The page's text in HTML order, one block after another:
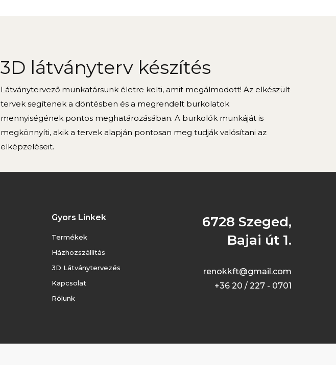
3D látványterv készítés
Látványtervező munkatársunk életre kelti, amit megálmodott! Az elkészült
tervek segítenek a döntésben és a megrendelt burkolatok
mennyiségének pontos meghatározásában. A burkolók munkáját is
megkönnyíti, akik a tervek alapján pontosan meg tudják valósítani az
elképzeléseit.
Gyors Linkek
Termékek
Házhozszállítás
3D Látványtervezés
Kapcsolat
Rólunk
6728 Szeged,
Bajai út 1.
renokkft@gmail.com
+36 20 / 227 - 0701